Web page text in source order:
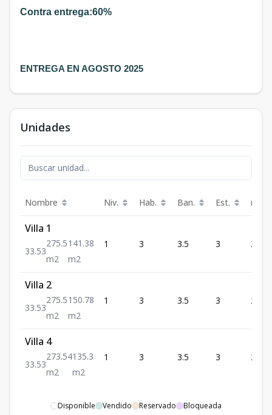
Contra entrega:60%
ENTREGA EN AGOSTO 2025
Unidades
Nombre Niv. Hab. Ban. Est. m²
Villa 1
33.53
275.5
m2
141.38
m2
1 3 3.5 3 275.5
Villa 2
33.53
275.5
m2
150.78
m2
1 3 3.5 3 275.5
Villa 4
33.53
273.54
m2
135.3
m2
1 3 3.5 3
Disponible Vendido Reservado Bloqueada